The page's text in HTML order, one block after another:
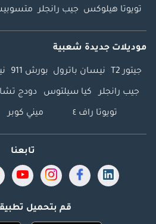
تويوتا هيلوكس جيب رانجلر
موديلات جديدة شعبية
جيتور T2 نيسان باترول بورش 911
جيب رانجلر كيا سيلتوس دودج
تويوتا راف ٤ ميني كوبر
تابعنا
قم بتحميل